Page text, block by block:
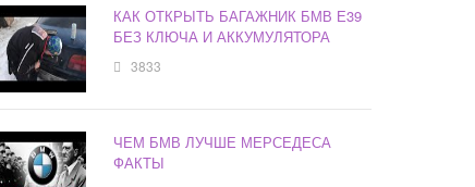
КАК ОТКРЫТЬ БАГАЖНИК БМВ Е39
БЕЗ КЛЮЧА И АККУМУЛЯТОРА
3833
ЧЕМ БМВ ЛУЧШЕ МЕРСЕДЕСА
ФАКТЫ